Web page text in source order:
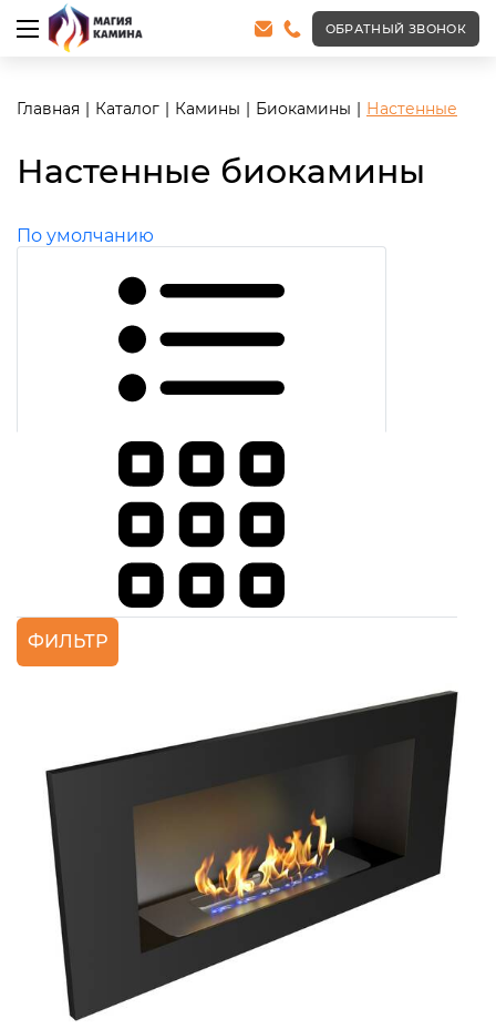
ОБРАТНЫЙ ЗВОНОК
Главная Каталог Камины Биокамины Настенные
Настенные биокамины
По умолчанию
ФИЛЬТР